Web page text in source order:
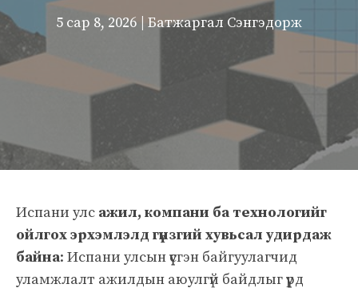
5 сар 8, 2026 | Батжаргал Сэнгэдорж
Испани улс ажил, компани ба технологийг
ойлгох эрхэмлэлд гүнзгий хувьсал удирдаж
байна: Испани улсын үүсгэн байгуулагчид
уламжлалт ажилдын аюулгүй байдлыг үүрд